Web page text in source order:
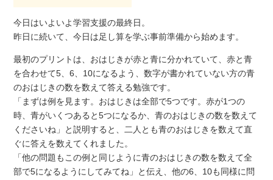
今日はいよいよ学習支援の最終日。
昨日に続いて、今日は足し算を学ぶ事前準備から始めます。
最初のプリントは、おはじきが赤と青に分かれていて、赤と青
を合わせて5、6、10になるよう、数字が書かれていない方の青
のおはじきの数を数えて答える勉強です。
「まずは例を見ます。おはじきは全部で5つです。赤が1つの
時、青がいくつあると5つになるか、青のおはじきの数を数えて
くださいね」と説明すると、二人とも青のおはじきを数えて直
ぐに答えを数えてくれました。
「他の問題もこの例と同じように青のおはじきの数を数えて全
部で5になるようにしてみてね」と伝え、他の6、10も同様に問